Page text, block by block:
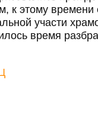
к этому времени
участи
время